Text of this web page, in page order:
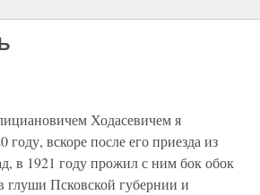
Ходасевичем я
году, вскоре после его приезда из
в 1921 году прожил с ним бок обок
глуши Псковской губернии и